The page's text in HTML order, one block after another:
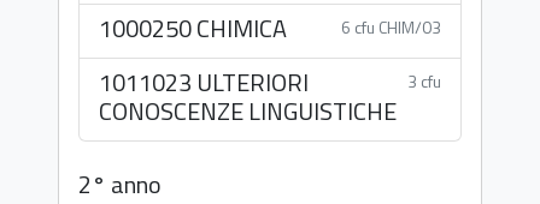
1000250 CHIMICA 6 cfu CHIM/03
1011023 ULTERIORI
CONOSCENZE LINGUISTICHE
3 cfu
2° anno